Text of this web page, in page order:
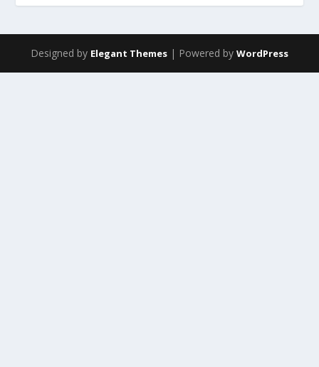
Designed by Elegant Themes | Powered by WordPress